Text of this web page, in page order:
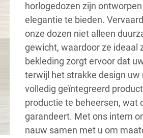
horlogedozen zijn
elegantie te bieden.
onze dozen niet alleen
gewicht, waardoor ze ideaal
bekleding zorgt ervoor dat
terwijl het strakke design
volledig geïntegreerd
productie te beheersen, wat
garandeert. Met ons intern
nauw samen met u om